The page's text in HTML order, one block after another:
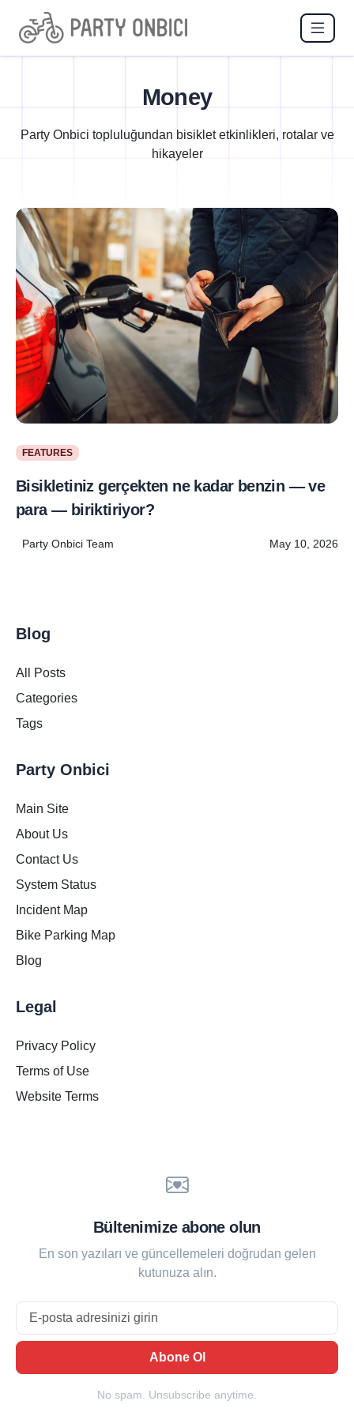
Money
Party Onbici topluluğundan bisiklet etkinlikleri, rotalar ve
hikayeler
FEATURES
Bisikletiniz gerçekten ne kadar benzin — ve
para — biriktiriyor?
Party Onbici Team May 10, 2026
Blog
All Posts
Categories
Tags
Party Onbici
Main Site
About Us
Contact Us
System Status
Incident Map
Bike Parking Map
Blog
Legal
Privacy Policy
Terms of Use
Website Terms
Bültenimize abone olun
En son yazıları ve güncellemeleri doğrudan gelen
kutunuza alın.
Abone Ol
No spam. Unsubscribe anytime.